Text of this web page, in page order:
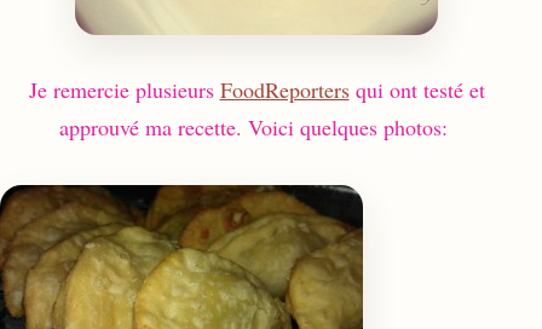
Je remercie plusieurs FoodReportersqui ont testé et
approuvé ma recette. Voici quelques photos: